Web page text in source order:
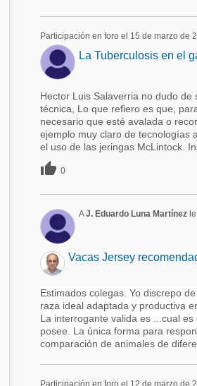
Participación en foro el 15 de marzo de
La Tuberculosis en el
Hector Luis Salaverria no dudo
técnica, Lo que refiero es que,
necesario que esté avalada o
ejemplo muy claro de tecnologías
el uso de las jeringas McLintock.
 0
AJ. Eduardo Luna Martínez
Vacas Jersey
Estimados colegas. Yo discrepo
raza ideal adaptada y productiva
La interrogante valida es ...cual
posee. La única forma para
comparación de animales de
Participación en foro el 12 de marzo de